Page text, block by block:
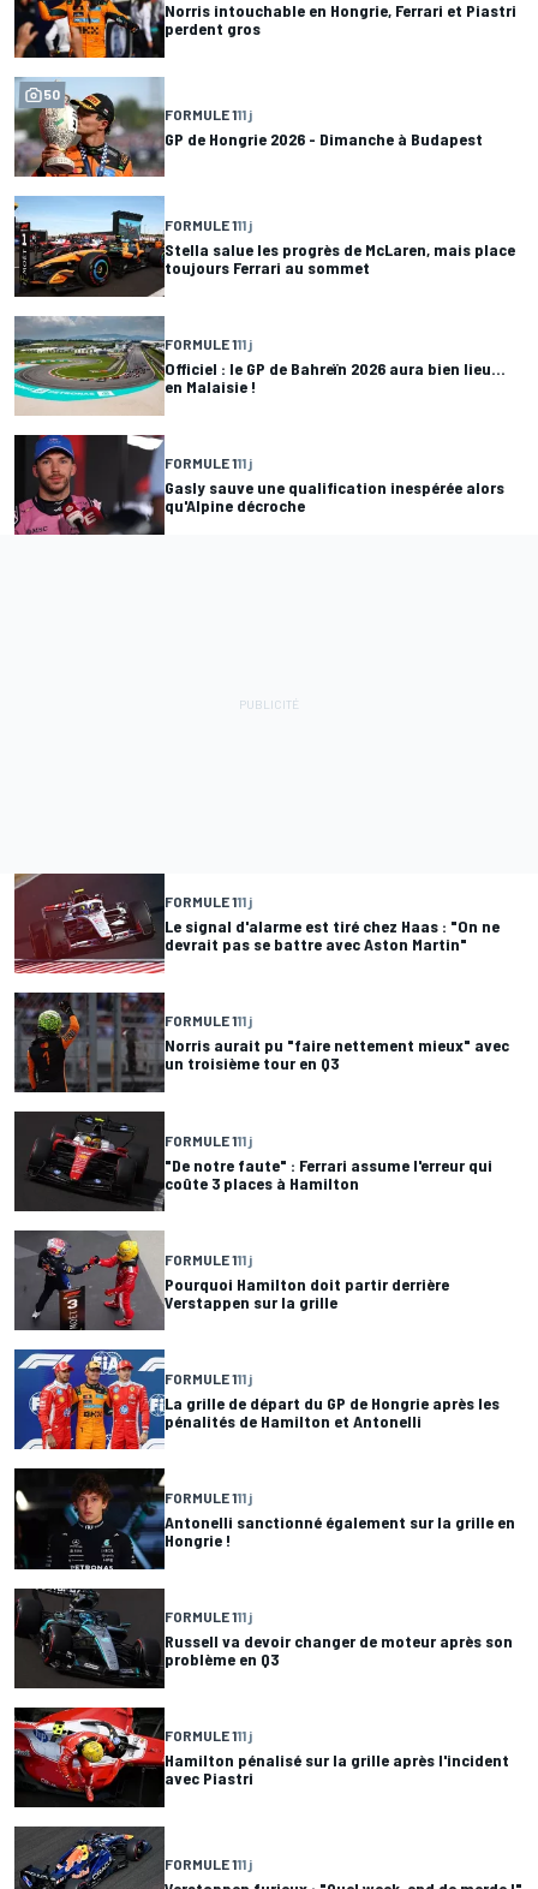
Norris intouchable en Hongrie, Ferrari et Piastri
perdent gros
50
FORMULE 111 j
GP de Hongrie 2026 - Dimanche à Budapest
FORMULE 111 j
Stella salue les progrès de McLaren, mais place
toujours Ferrari au sommet
FORMULE 111 j
Officiel : le GP de Bahreïn 2026 aura bien lieu...
en Malaisie !
FORMULE 111 j
Gasly sauve une qualification inespérée alors
qu'Alpine décroche
FORMULE 111 j
Le signal d'alarme est tiré chez Haas : "On ne
devrait pas se battre avec Aston Martin"
FORMULE 111 j
Norris aurait pu "faire nettement mieux" avec
un troisième tour en Q3
FORMULE 111 j
"De notre faute" : Ferrari assume l'erreur qui
coûte 3 places à Hamilton
FORMULE 111 j
Pourquoi Hamilton doit partir derrière
Verstappen sur la grille
FORMULE 111 j
La grille de départ du GP de Hongrie après les
pénalités de Hamilton et Antonelli
FORMULE 111 j
Antonelli sanctionné également sur la grille en
Hongrie !
FORMULE 111 j
Russell va devoir changer de moteur après son
problème en Q3
FORMULE 111 j
Hamilton pénalisé sur la grille après l'incident
avec Piastri
FORMULE 111 j